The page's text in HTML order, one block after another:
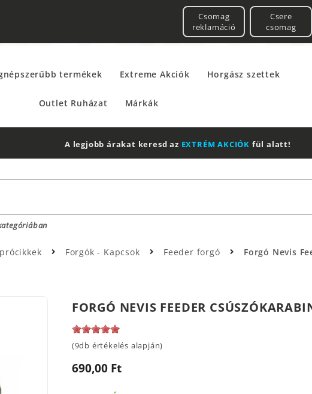
Csomag
reklamáció
Csere
csomag
termékek Extreme Akciók Horgász szettek
Outlet Ruházat Márkák
A legjobb árakat keresd az EXTRÉM AKCIÓK fül alatt!
Forgók - Kapcsok Feeder forgó Forgó Nevis
FORGÓ NEVIS FEEDER
(9db értékelés alapján)
690,00 Ft